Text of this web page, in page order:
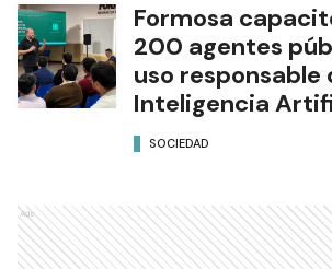
Formosa
200 agentes
uso responsable
Inteligencia
SOCIEDAD
Ads